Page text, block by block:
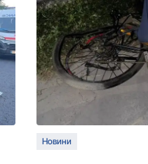
Новини